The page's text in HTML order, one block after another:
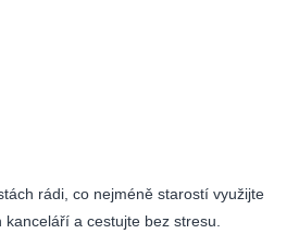
rádi, co nejméně starostí využijte
a cestujte bez stresu.